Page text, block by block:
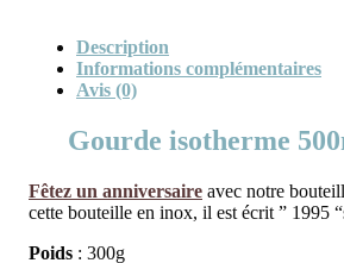
Description
Informations complémentaires
Avis (0)
Gourde isotherme
Fêtez un anniversaire avec notre
cette bouteille en inox, il est écrit ” 1995
Poids : 300g